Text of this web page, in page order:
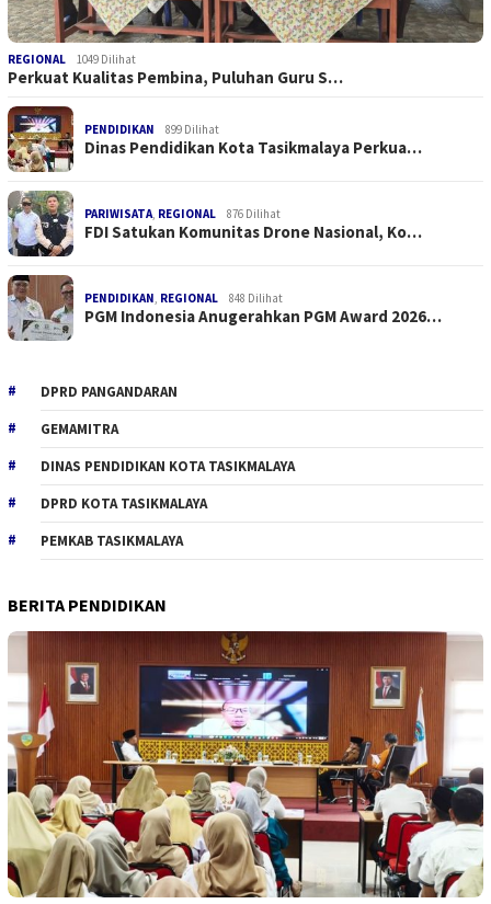
REGIONAL 1049 Dilihat
Perkuat Kualitas Pembina, Puluhan Guru S…
PENDIDIKAN 899 Dilihat
Dinas Pendidikan Kota Tasikmalaya Perkua…
PARIWISATA, REGIONAL 876 Dilihat
FDI Satukan Komunitas Drone Nasional, Ko…
PENDIDIKAN, REGIONAL 848 Dilihat
PGM Indonesia Anugerahkan PGM Award 2026…
DPRD PANGANDARAN
GEMAMITRA
DINAS PENDIDIKAN KOTA TASIKMALAYA
DPRD KOTA TASIKMALAYA
PEMKAB TASIKMALAYA
BERITA PENDIDIKAN